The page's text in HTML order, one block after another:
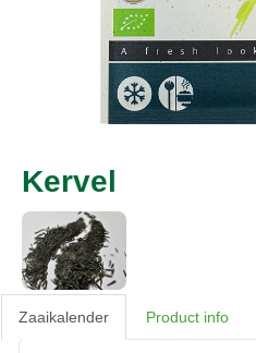
Kervel
Zaaikalender Product info